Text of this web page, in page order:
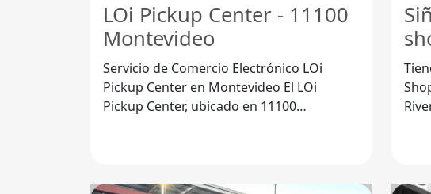
LOi Pickup Center - 11100
Montevideo
Servicio de Comercio Electrónico LOi
Pickup Center en Montevideo El LOi
Pickup Center, ubicado en 11100
Rivera Si estás